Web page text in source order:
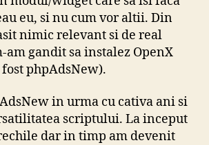
eu, si nu cum vor altii. Din
nimic relevant si de real
am gandit sa instalez OpenX
phpAdsNew).
in urma cu cativa ani si
scriptului. La inceput
dar in timp am devenit